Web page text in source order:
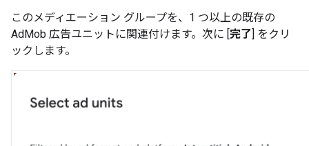
このメディエーション グループを、1 つ以上の既存の
AdMob 広告ユニットに関連付けます。次に [ 完了 ] をクリ
ックします。